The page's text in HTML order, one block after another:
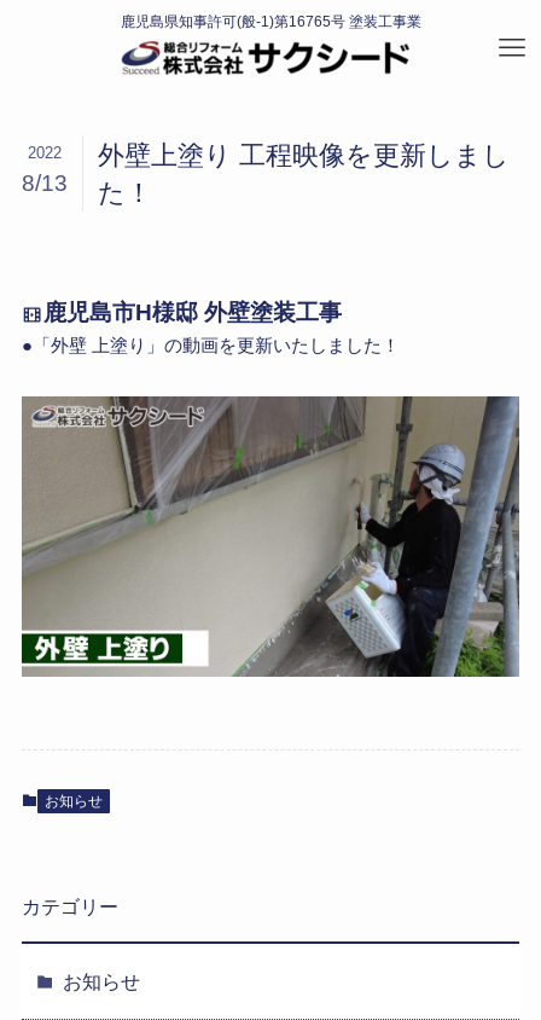
外壁上塗り 工程映像を更新しまし
た！
2022
8/13
鹿児島市H様邸 外壁塗装工事
●「外壁 上塗り」の動画を更新いたしました！
お知らせ
カテゴリー
お知らせ